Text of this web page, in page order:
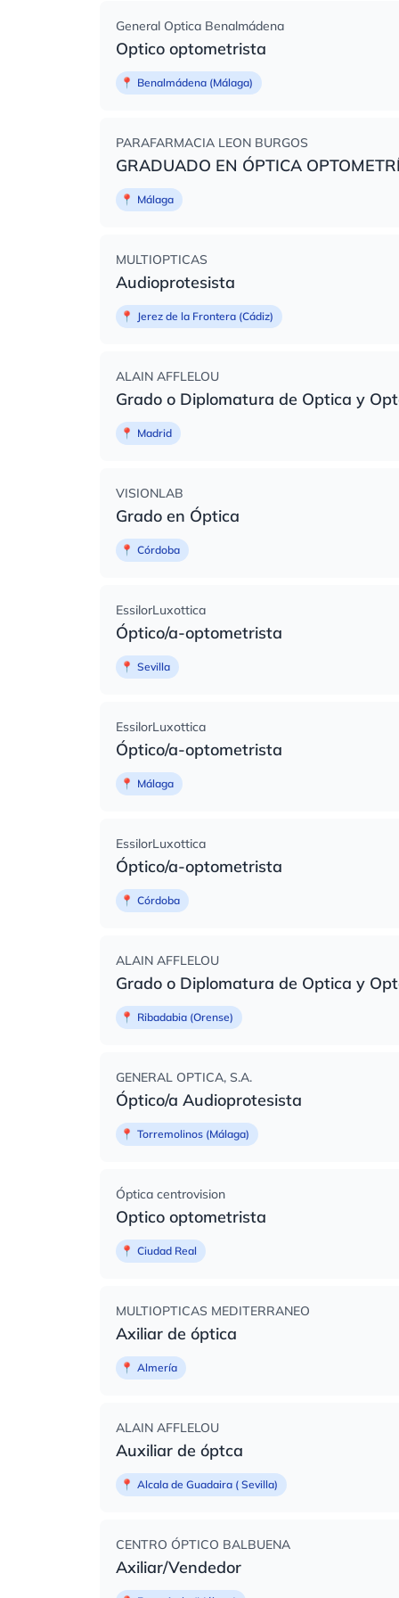
General Optica Benalmádena
Optico optometrista
📍 Benalmádena (Málaga)
PARAFARMACIA LEON BURGOS
GRADUADO EN ÓPTICA
📍 Málaga
MULTIOPTICAS
Audioprotesista
📍 Jerez de la Frontera (Cádiz)
ALAIN AFFLELOU
Grado o Diplomatura de Optica y
📍 Madrid
VISIONLAB
Grado en Óptica
📍 Córdoba
EssilorLuxottica
Óptico/a-optometrista
📍 Sevilla
EssilorLuxottica
Óptico/a-optometrista
📍 Málaga
EssilorLuxottica
Óptico/a-optometrista
📍 Córdoba
ALAIN AFFLELOU
Grado o Diplomatura de Optica y
📍 Ribadabia (Orense)
GENERAL OPTICA, S.A.
Óptico/a Audioprotesista
📍 Torremolinos (Málaga)
Óptica centrovision
Optico optometrista
📍 Ciudad Real
MULTIOPTICAS MEDITERRANEO
Axiliar de óptica
📍 Almería
ALAIN AFFLELOU
Auxiliar de óptca
📍 Alcala de Guadaira ( Sevilla)
CENTRO ÓPTICO BALBUENA
Axiliar/Vendedor